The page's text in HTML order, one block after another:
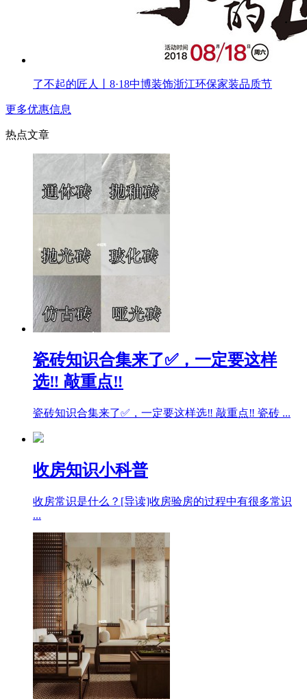
了不起的匠人丨8·18中博装饰浙江环保家装品质节
更多优惠信息
热点文章
瓷砖知识合集来了✅，一定要这样
选‼ 敲重点‼
瓷砖知识合集来了✅，一定要这样选‼ 敲重点‼ 瓷砖 ...
收房知识小科普
收房常识是什么？[导读]收房验房的过程中有很多常识
...